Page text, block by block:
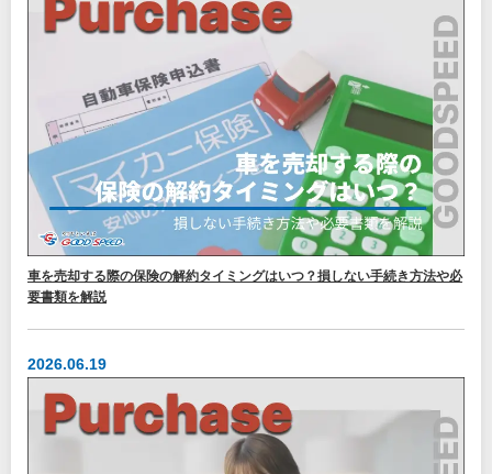
車を売却する際の保険の解約タイミングはいつ？損しない手続き方法や必
要書類を解説
2026.06.19